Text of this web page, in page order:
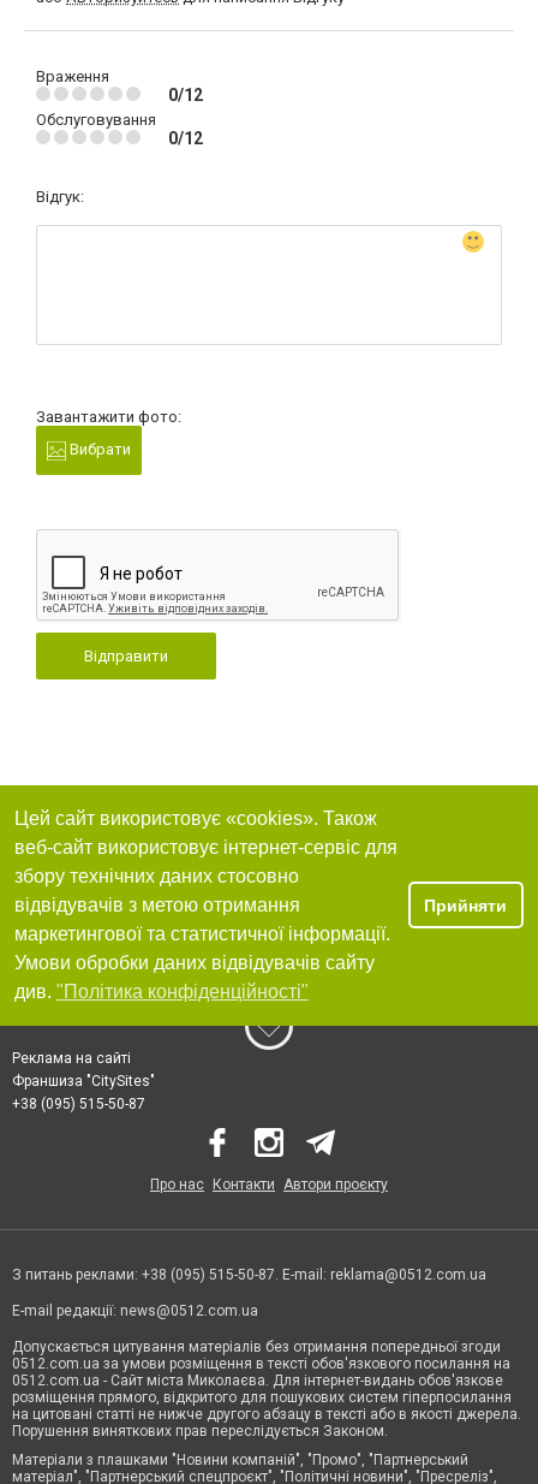
Враження
0/12
Обслуговування
0/12
Відгук:
Завантажити фото:
Вибрати
Відправити
Цей сайт використовує «cookies». Також
веб-сайт використовує інтернет-сервіс для
збору технічних даних стосовно
відвідувачів з метою отримання
маркетингової та статистичної інформації.
Умови обробки даних відвідувачів сайту
див. "Політика конфіденційності"
Прийняти
Реклама на сайті
Франшиза "CitySites"
+38 (095) 515-50-87
Про нас Контакти Автори проєкту
З питань реклами: +38 (095) 515-50-87. E-mail: reklama@0512.com.ua
E-mail редакції: news@0512.com.ua
Допускається цитування матеріалів без отримання попередньої згоди
0512.com.ua за умови розміщення в тексті обов'язкового посилання на
0512.com.ua - Сайт міста Миколаєва. Для інтернет-видань обов'язкове
розміщення прямого, відкритого для пошукових систем гіперпосилання
на цитовані статті не нижче другого абзацу в тексті або в якості джерела.
Порушення виняткових прав переслідується Законом.
Матеріали з плашками "Новини компаній", "Промо", "Партнерський
матеріал", "Партнерський спецпроєкт", "Політичні новини", "Пресреліз",